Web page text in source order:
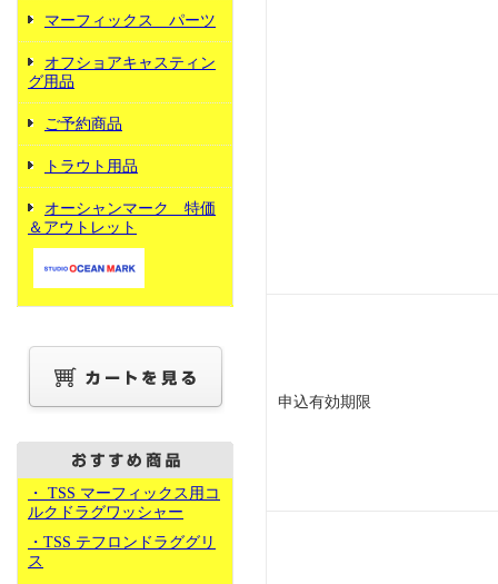
マーフィックス パーツ
オフショアキャスティン
グ用品
ご予約商品
トラウト用品
オーシャンマーク 特価
＆アウトレット
・ TSS マーフィックス用コ
ルクドラグワッシャー
・TSS テフロンドラググリ
ス
申込有効期限